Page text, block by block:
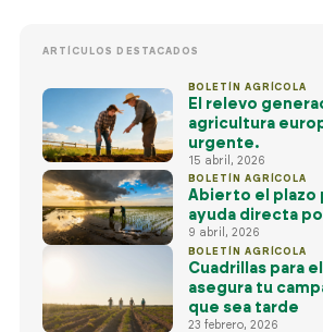
ARTÍCULOS DESTACADOS
BOLETÍN AGRÍCOLA
El relevo
agricultura
urgente.
15 abril, 2026
BOLETÍN AGRÍCOLA
Abierto el plazo
ayuda directa
9 abril, 2026
BOLETÍN AGRÍCOLA
Cuadrillas para
asegura tu
que sea tarde
23 febrero, 2026